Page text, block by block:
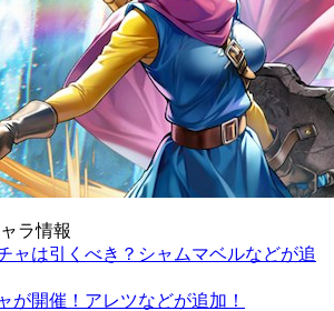
ラ情報
ャは引くべき？シャムマベルなどが追
が開催！アレツなどが追加！